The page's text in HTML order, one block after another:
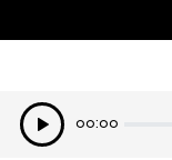
Lecteur
audio
00:00